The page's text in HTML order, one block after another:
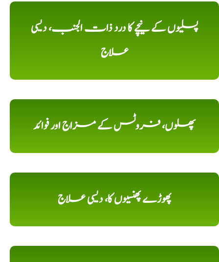
پسلیوں کے نیچے کا درد ذات الجنب، دیسی
علاج
پھلوں، فروٹس کے مزاج اور فوائد
پھوڑے پھنسیوں کا، دیسی علاج